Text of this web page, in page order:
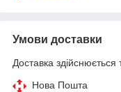
Умови доставки
Доставка здійснюється
Нова Пошта